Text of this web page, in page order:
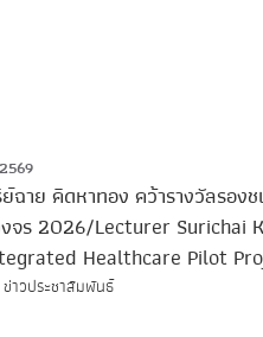
ฉาย คิดหาทอง คว้ารางวัลรอ
จร 2026/Lecturer Surichai
Healthcare Pilot
าวประชาสัมพันธ์